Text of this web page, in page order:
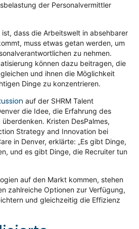
der Personalvermittler
ist, dass die Arbeitswelt in absehbarer
muss etwas getan werden, um
zu nehmen.
können dazu beitragen, die
und ihnen die Möglichkeit
Dinge zu konzentrieren.
auf der SHRM Talent
die Idee, die Erfahrung des
Kristen DesPalmes,
Strategy and Innovation bei
in Denver, erklärte: „Es gibt Dinge,
und es gibt Dinge, die Recruiter tun
auf den Markt kommen, stehen
zahlreiche Optionen zur Verfügung,
und gleichzeitig die Effizienz